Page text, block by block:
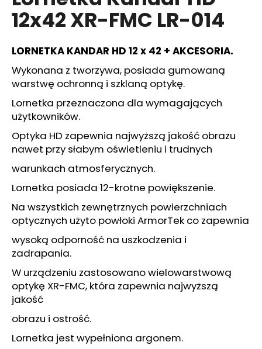
0,0
na
gwiazdek.
12x42 XR-FMC LR-014
LORNETKA KANDAR HD 12 x 42 + AKCESORIA.
Wykonana z tworzywa, posiada gumowaną
warstwę ochronną i szklaną optykę.
Lornetka przeznaczona dla wymagających
użytkowników.
Optyka HD zapewnia najwyższą jakość obrazu
nawet przy słabym oświetleniu i trudnych
warunkach atmosferycznych.
Lornetka posiada 12-krotne powiększenie.
Na wszystkich zewnętrznych powierzchniach
optycznych użyto powłoki ArmorTek co zapewnia
wysoką odporność na uszkodzenia i
zadrapania.
W urządzeniu zastosowano wielowarstwową
optykę XR-FMC, która zapewnia najwyższą
jakość
obrazu i ostrość.
Lornetka jest wypełniona argonem.
SZUKAJ
o
l
e
c
m
y
ADAPTER
LOV
21
NA
CO2
KAPSUŁY
12G
67
zł